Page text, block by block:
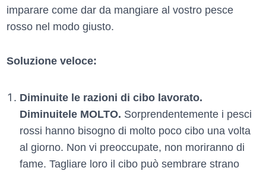
imparare come dar da mangiare al vostro pesce
rosso nel modo giusto.
Soluzione veloce:
Diminuite le razioni di cibo lavorato.
Diminuitele MOLTO. Sorprendentemente i pesci
rossi hanno bisogno di molto poco cibo una volta
al giorno. Non vi preoccupate, non moriranno di
fame. Tagliare loro il cibo può sembrare strano